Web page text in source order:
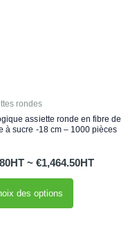
rondes
assiette ronde en fibre de
à sucre -18 cm – 1000 pièces
~ €1,464.50
des options
a
variations.
Les